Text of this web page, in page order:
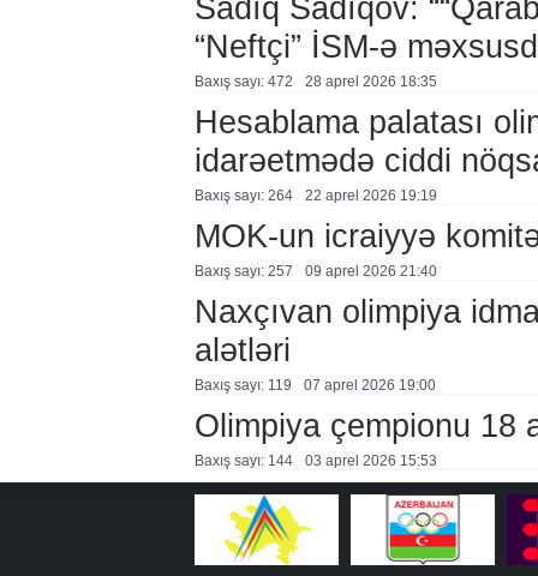
Sadıq Sadıqov:
“Neftçi” İSM-ə
Baxış sayı: 472 28 aprel 2026 18:35
Hesablama palatası
idarəetmədə ciddi
Baxış sayı: 264 22 aprel 2026 19:19
MOK-un icraiyyə
Baxış sayı: 257 09 aprel 2026 21:40
Naxçıvan olimpiya
alətləri
Baxış sayı: 119 07 aprel 2026 19:00
Olimpiya çempionu 18
Baxış sayı: 144 03 aprel 2026 15:53